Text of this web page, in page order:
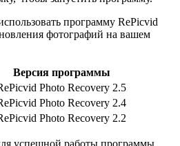
программу RePicvid
фотографий на вашем
Версия программы
Photo Recovery 2.5
Photo Recovery 2.4
Photo Recovery 2.2
успешной работы программы